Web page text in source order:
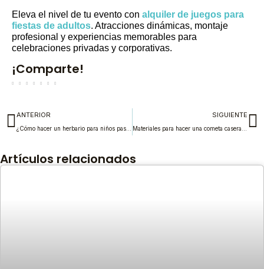
Eleva el nivel de tu evento con alquiler de juegos para
fiestas de adultos. Atracciones dinámicas, montaje
profesional y experiencias memorables para
celebraciones privadas y corporativas.
¡Comparte!
Ant
ANTERIOR SIGUIENTE
Artículos relacionados